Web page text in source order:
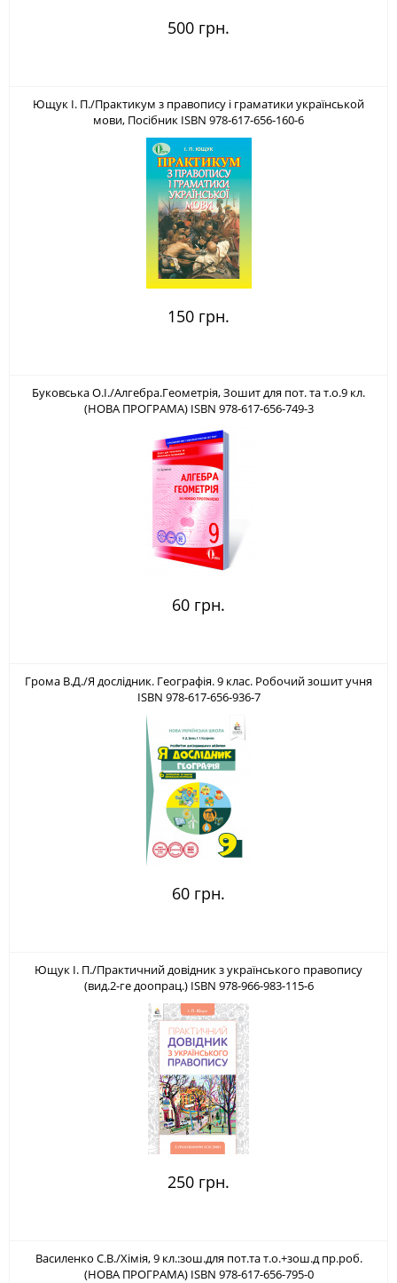
500 грн.
Ющук І. П./Практикум з правопису і граматики українськой
мови, Посібник ISBN 978-617-656-160-6
150 грн.
Буковська О.І./Алгебра.Геометрія, Зошит для пот. та т.о.9 кл.
(НОВА ПРОГРАМА) ISBN 978-617-656-749-3
60 грн.
Грома В.Д./Я дослідник. Географія. 9 клас. Робочий зошит учня
ISBN 978-617-656-936-7
60 грн.
Ющук І. П./Практичний довідник з українського правопису
(вид.2-ге доопрац.) ISBN 978-966-983-115-6
250 грн.
Василенко С.В./Хімія, 9 кл.:зош.для пот.та т.о.+зош.д пр.роб.
(НОВА ПРОГРАМА) ISBN 978-617-656-795-0